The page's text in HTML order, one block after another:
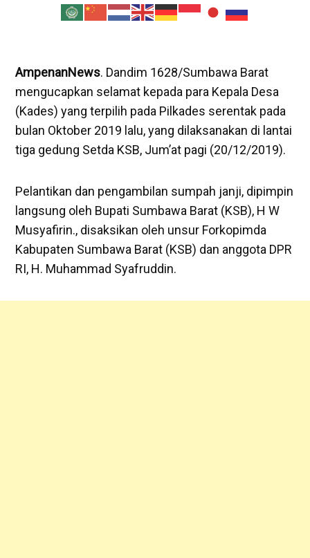
AmpenanNews. Dandim 1628/Sumbawa Barat
mengucapkan selamat kepada para Kepala Desa
(Kades) yang terpilih pada Pilkades serentak pada
bulan Oktober 2019 lalu, yang dilaksanakan di lantai
tiga gedung Setda KSB, Jum’at pagi (20/12/2019).
Pelantikan dan pengambilan sumpah janji, dipimpin
langsung oleh Bupati Sumbawa Barat (KSB), H W
Musyafirin., disaksikan oleh unsur Forkopimda
Kabupaten Sumbawa Barat (KSB) dan anggota DPR
RI, H. Muhammad Syafruddin.